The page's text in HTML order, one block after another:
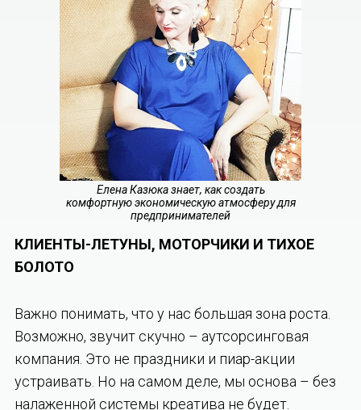
Елена Казюка знает, как создать
комфортную экономическую атмосферу для
предпринимателей
КЛИЕНТЫ-ЛЕТУНЫ, МОТОРЧИКИ И ТИХОЕ
БОЛОТО
Важно понимать, что у нас большая зона роста.
Возможно, звучит скучно – аутсорсинговая
компания. Это не праздники и пиар-акции
устраивать. Но на самом деле, мы основа – без
налаженной системы креатива не будет.